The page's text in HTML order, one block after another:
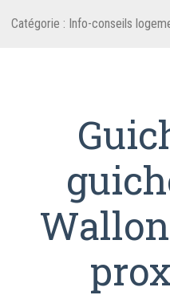
Catégorie : Info-conseils